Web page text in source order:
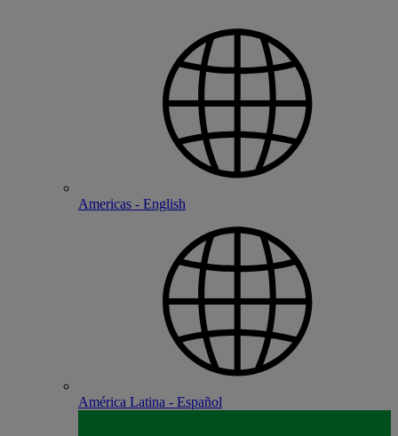
Americas - English
América Latina - Español